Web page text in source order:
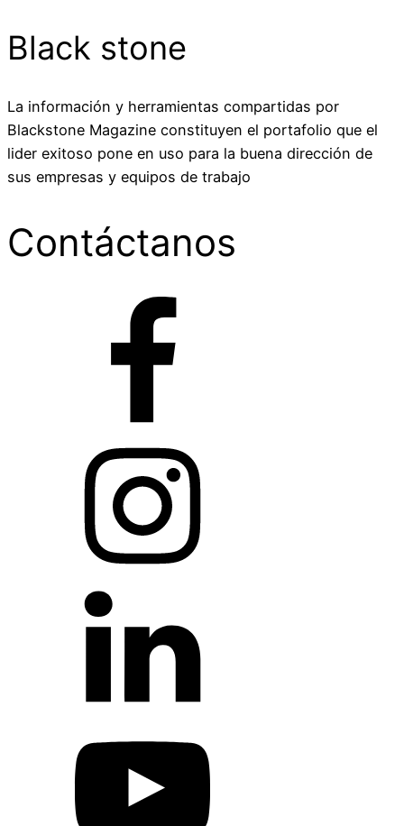
Black stone
La información y herramientas compartidas por
Blackstone Magazine constituyen el portafolio que el
lider exitoso pone en uso para la buena dirección de
sus empresas y equipos de trabajo
Contáctanos